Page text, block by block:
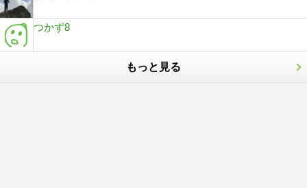
つかず8
もっと見る